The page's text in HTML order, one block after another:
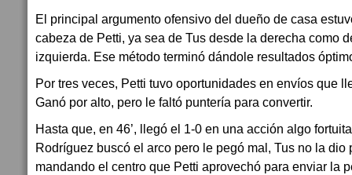
El principal argumento ofensivo del dueño de casa
cabeza de Petti, ya sea de Tus desde la derecha como
izquierda. Ese método terminó dándole resultados
Por tres veces, Petti tuvo oportunidades en envíos que
Ganó por alto, pero le faltó puntería para convertir.
Hasta que, en 46’, llegó el 1-0 en una acción algo
Rodríguez buscó el arco pero le pegó mal, Tus no la dio
mandando el centro que Petti aprovechó para enviar la